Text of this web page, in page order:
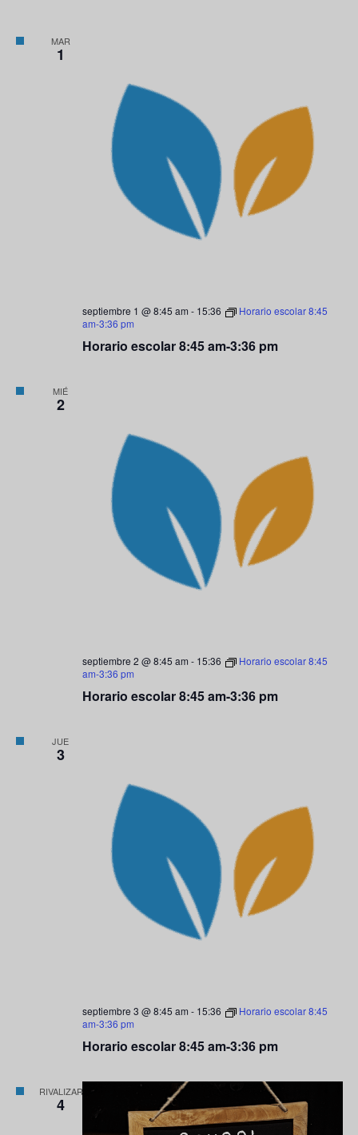
MAR
1
Horario escolar 8:45 am-3:36 pm
septiembre 1 @ 8:45 am - 15:36
Horario escolar 8:45
am-3:36 pm
MIÉ
2
Horario escolar 8:45 am-3:36 pm
septiembre 2 @ 8:45 am - 15:36
Horario escolar 8:45
am-3:36 pm
JUE
3
Horario escolar 8:45 am-3:36 pm
septiembre 3 @ 8:45 am - 15:36
Horario escolar 8:45
am-3:36 pm
RIVALIZAR
4